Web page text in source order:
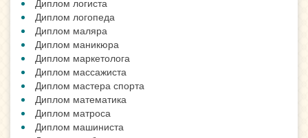
Диплом логиста
Диплом логопеда
Диплом маляра
Диплом маникюра
Диплом маркетолога
Диплом массажиста
Диплом мастера спорта
Диплом математика
Диплом матроса
Диплом машиниста